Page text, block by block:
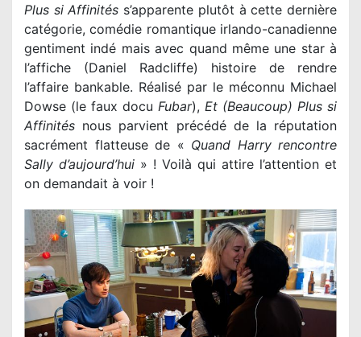
Plus si Affinités s’apparente plutôt à cette dernière
catégorie, comédie romantique irlando-canadienne
gentiment indé mais avec quand même une star à
l’affiche (Daniel Radcliffe) histoire de rendre
l’affaire bankable. Réalisé par le méconnu Michael
Dowse (le faux docu Fubar), Et (Beaucoup) Plus si
Affinités nous parvient précédé de la réputation
sacrément flatteuse de « Quand Harry rencontre
Sally d’aujourd’hui » ! Voilà qui attire l’attention et
on demandait à voir !